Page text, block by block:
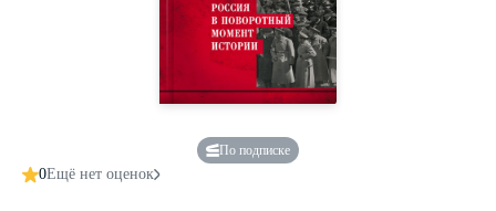
По подписке
0Ещё нет оценок